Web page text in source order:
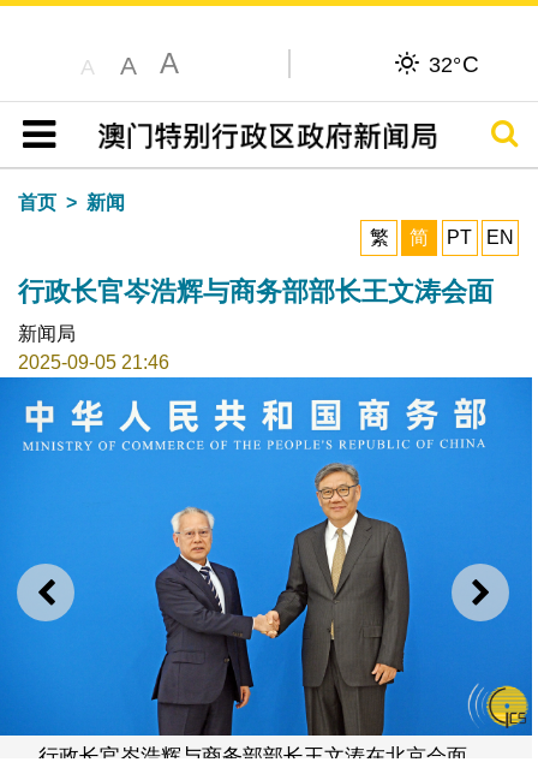
A A A 32°C
目录
搜寻
首页
新闻
繁
简 PT EN
行政长官岑浩辉与商务部部长王文涛会面
新闻局
2025-09-05 21:46
上一则 下一
行政长官岑浩辉与商务部部长王文涛在北京会面。